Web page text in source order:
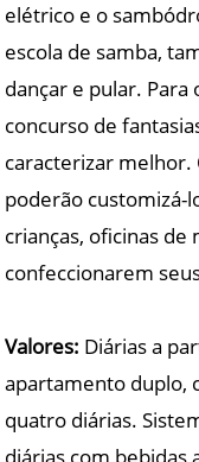
elétrico e o
escola de samba,
dançar e pular.
concurso de
caracterizar melhor.
poderão customizá-
crianças, oficinas de
confeccionarem
Valores: Diárias a
apartamento duplo,
quatro diárias.
diárias com bebidas